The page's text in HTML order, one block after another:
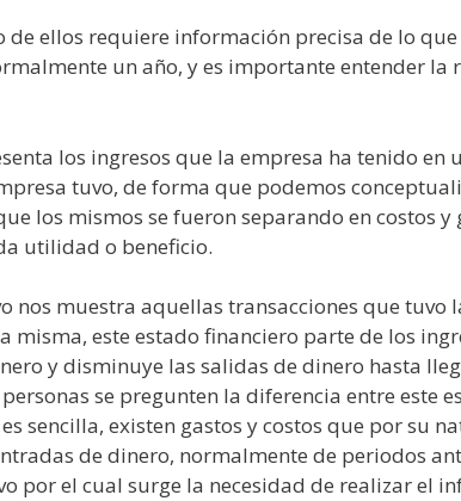
de ellos requiere información precisa de lo
un año, y es importante entender la
los ingresos que la empresa ha tenido
tuvo, de forma que podemos
los mismos se fueron separando en costos
utilidad o beneficio.
nos muestra aquellas transacciones que
misma, este estado financiero parte de los
y disminuye las salidas de dinero hasta
se pregunten la diferencia entre este
sencilla, existen gastos y costos que por su
de dinero, normalmente de periodos
por el cual surge la necesidad de realizar el